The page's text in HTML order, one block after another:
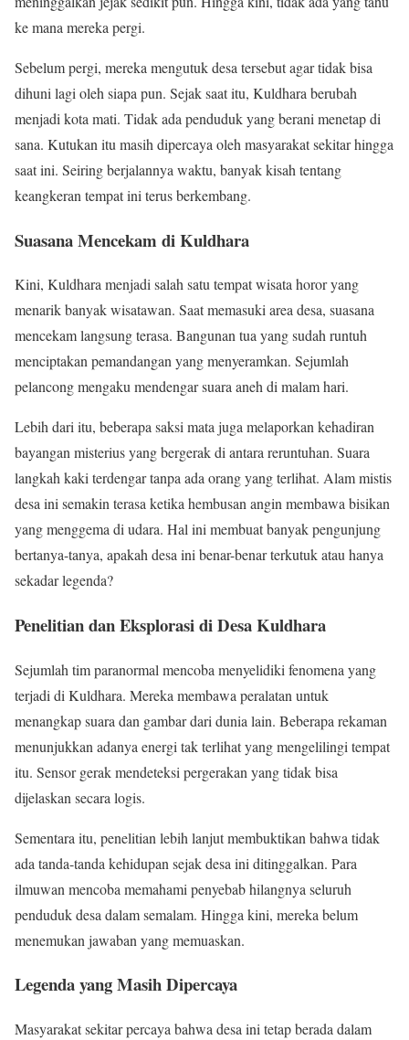
ke mana mereka pergi.
Sebelum pergi, mereka mengutuk desa tersebut agar tidak bisa
dihuni lagi oleh siapa pun. Sejak saat itu, Kuldhara berubah
menjadi kota mati. Tidak ada penduduk yang berani menetap di
sana. Kutukan itu masih dipercaya oleh masyarakat sekitar hingga
saat ini. Seiring berjalannya waktu, banyak kisah tentang
keangkeran tempat ini terus berkembang.
Suasana Mencekam di Kuldhara
Kini, Kuldhara menjadi salah satu tempat wisata horor yang
menarik banyak wisatawan. Saat memasuki area desa, suasana
mencekam langsung terasa. Bangunan tua yang sudah runtuh
menciptakan pemandangan yang menyeramkan. Sejumlah
pelancong mengaku mendengar suara aneh di malam hari.
Lebih dari itu, beberapa saksi mata juga melaporkan kehadiran
bayangan misterius yang bergerak di antara reruntuhan. Suara
langkah kaki terdengar tanpa ada orang yang terlihat. Alam mistis
desa ini semakin terasa ketika hembusan angin membawa bisikan
yang menggema di udara. Hal ini membuat banyak pengunjung
bertanya-tanya, apakah desa ini benar-benar terkutuk atau hanya
sekadar legenda?
Penelitian dan Eksplorasi di Desa Kuldhara
Sejumlah tim paranormal mencoba menyelidiki fenomena yang
terjadi di Kuldhara. Mereka membawa peralatan untuk
menangkap suara dan gambar dari dunia lain. Beberapa rekaman
menunjukkan adanya energi tak terlihat yang mengelilingi tempat
itu. Sensor gerak mendeteksi pergerakan yang tidak bisa
dijelaskan secara logis.
Sementara itu, penelitian lebih lanjut membuktikan bahwa tidak
ada tanda-tanda kehidupan sejak desa ini ditinggalkan. Para
ilmuwan mencoba memahami penyebab hilangnya seluruh
penduduk desa dalam semalam. Hingga kini, mereka belum
menemukan jawaban yang memuaskan.
Legenda yang Masih Dipercaya
Masyarakat sekitar percaya bahwa desa ini tetap berada dalam